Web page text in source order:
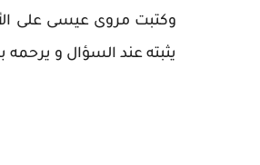
وكتبت مروى عيسى على
يثبته عند السؤال و